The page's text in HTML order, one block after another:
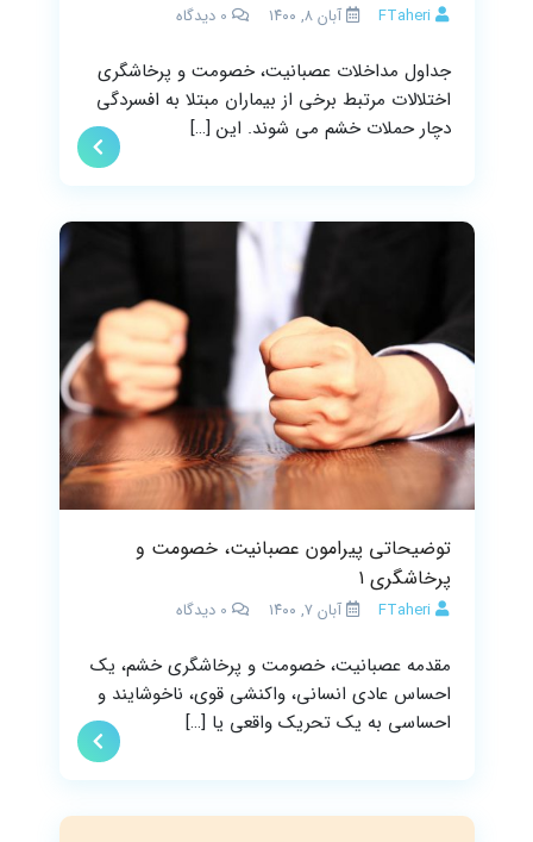
FTaheri آبان ۸, ۱۴۰۰ 0 دیدگاه
جداول مداخلات عصبانیت، خصومت و پرخاشگری
اختلالات مرتبط برخی از بیماران مبتلا به افسردگی
دچار حملات خشم می شوند. این […]
توضیحاتی پیرامون عصبانیت، خصومت و
پرخاشگری ۱
FTaheri آبان ۷, ۱۴۰۰ 0 دیدگاه
مقدمه عصبانیت، خصومت و پرخاشگری خشم، یک
احساس عادی انسانی، واکنشی قوی، ناخوشایند و
احساسی به یک تحریک واقعی یا […]